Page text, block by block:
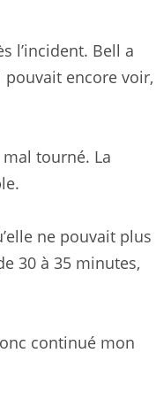
l’incident. Bell a
pouvait encore voir,
tourné. La
ne pouvait plus
30 à 35 minutes,
continué mon